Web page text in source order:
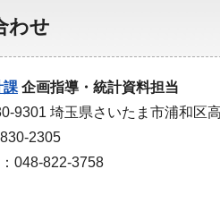
わせ
課 企画指導・統計資料担当
9301 埼玉県さいたま市浦和区
2305
048-822-3758